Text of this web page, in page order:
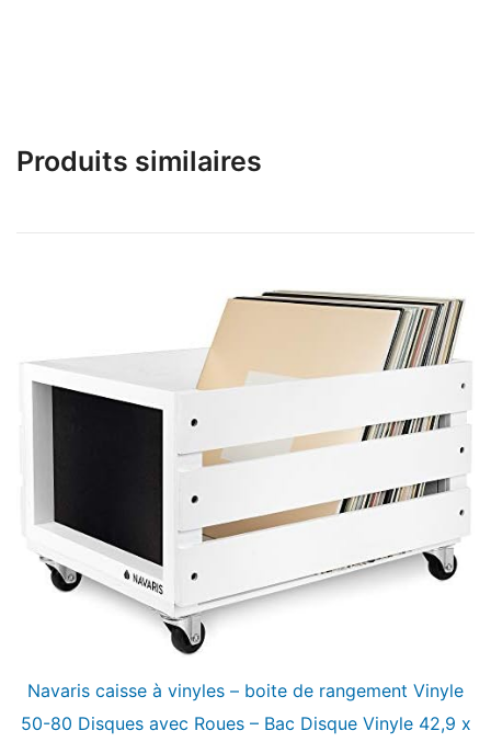
Produits similaires
Navaris caisse à vinyles – boite de rangement Vinyle
50-80 Disques avec Roues – Bac Disque Vinyle 42,9 x